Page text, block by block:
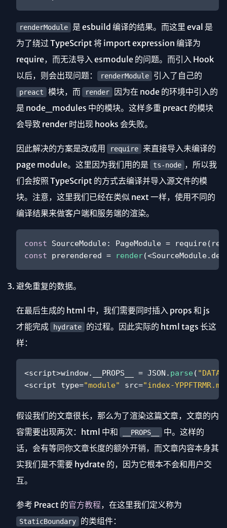
renderModule
是 esbuild 编译的结果。而这里 eval 是
为了绕过 TypeScript 将 import expression 编译为
require，而无法导入 esmodule 的问题。而引入 Hook
以后，则会出现问题：
renderModule 引入了自己的
preact 模块，而 render
因为在 node 的环境中引入的
是 node_modules 中的模块。这样多重 preact 的模块
会导致 render 时出现 hooks 会失败。
因此解决的方案是改成用 require
来直接导入未编译的
page module。这里因为我们用的是
ts-node ，所以我
们会按照 TypeScript 的方式去编译并导入源文件的模
块。注意，这里我们已经在类似 next 一样，使用不同的
编译结果来做客户端和服务端的渲染。
const SourceModule: PageModule = require
const prerendered = render(<
避免重复的数据。
在最后生成的 html 中，我们需要同时插入 props 和 js
才能完成
hydrate
的过程。因此实际的 html tags 长这
样：
<script>window. __PROPS__ = JSON . parse (
<script type="module" src="index-
假设我们的文章很长，那么为了渲染这篇文章，文章的内
容需要出现两次：html 中和
__PROPS__
中。这样的
话，会有等同你文章长度的额外开销，而文章内容本身其
实我们是不需要 hydrate 的，因为它根本不会和用户交
互。
参考 Preact 的官方教程，在这里我们定义称为
StaticBoundary 的类组件：